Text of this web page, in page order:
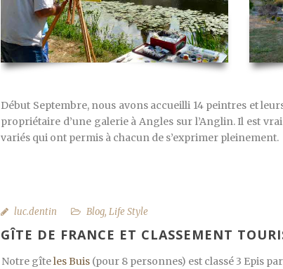
Début Septembre, nous avons accueilli 14 peintres et
propriétaire d’une galerie à Angles sur l’Anglin. Il est
variés qui ont permis à chacun de s’exprimer pleinement.
luc.dentin Blog, Life Style
GÎTE DE FRANCE ET CLASSEMENT
Notre gîteles Buis (pour 8 personnes) est classé 3 Epis